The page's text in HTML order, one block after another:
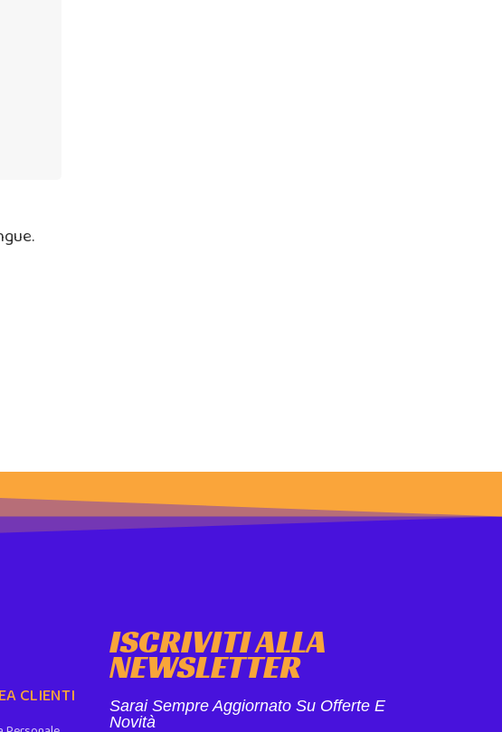
CLIENTI
ISCRIVITI ALLA
NEWSLETTER
Sarai Sempre Aggiornato Su Offerte E
Novità